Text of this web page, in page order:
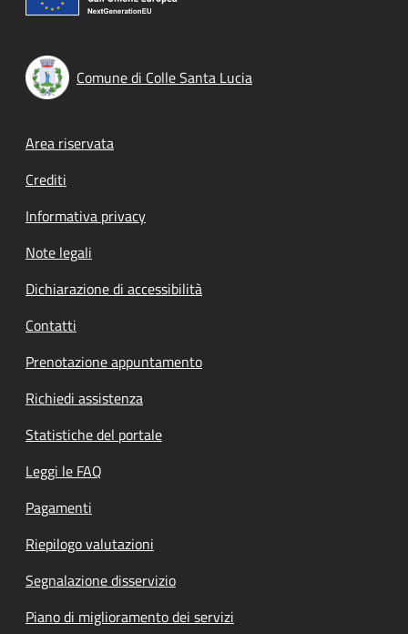
Comune di Colle Santa Lucia
Footer menu
Area riservata
Crediti
Informativa privacy
Note legali
Dichiarazione di accessibilità
Contatti
Prenotazione appuntamento
Richiedi assistenza
Statistiche del portale
Leggi le FAQ
Pagamenti
Riepilogo valutazioni
Segnalazione disservizio
Piano di miglioramento dei servizi